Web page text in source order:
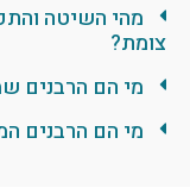
מהי השיטה
צומת?
מי הם הרבנים
מי הם הרבנים